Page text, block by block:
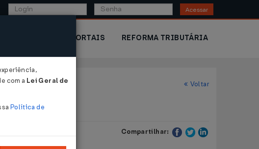
Acessar
EXTERIOR PORTAIS REFORMA TRIBUTÁRIA
Voltar
Compartilhar:
com a Lei Geral de
Política de